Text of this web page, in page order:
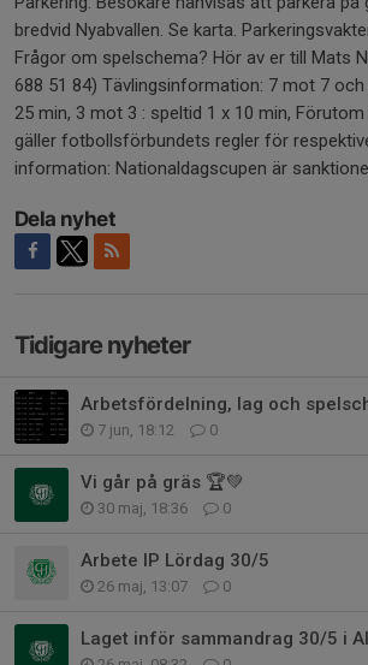
bredvid Nyabvallen. Se karta.
Frågor om spelschema? Hör av er till Mats
688 51 84) Tävlingsinformation: 7 mot 7
25 min, 3 mot 3 : speltid 1 x 10 min,
gäller fotbollsförbundets regler för
information: Nationaldagscupen är
Dela nyhet
Tidigare nyheter
7 jun, 18:12 0
Vi går på gräs 🏆💚
30 maj, 18:36 0
Arbete IP Lördag 30/5
26 maj, 13:07 0
Laget inför sammandrag 30/5 i